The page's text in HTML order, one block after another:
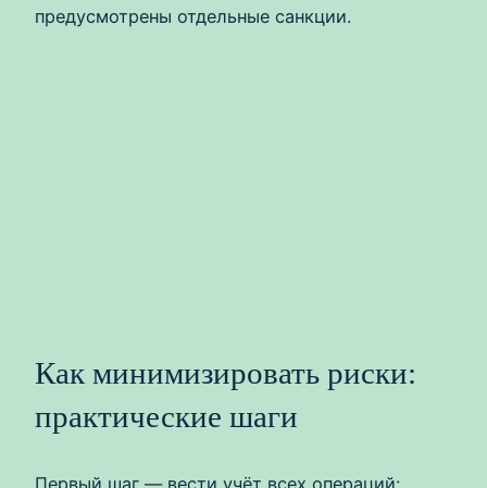
предусмотрены отдельные санкции.
Как минимизировать риски:
практические шаги